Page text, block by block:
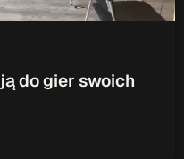
do gier swoich